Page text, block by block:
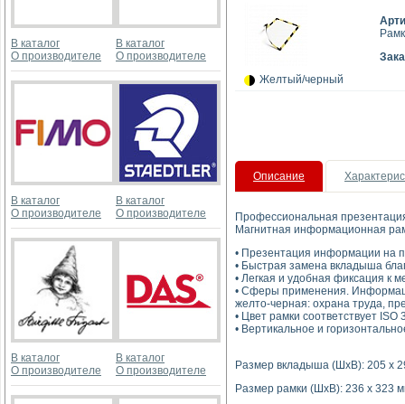
В каталог
О производителе
В каталог
О производителе
В каталог
О производителе
В каталог
О производителе
В каталог
О производителе
В каталог
О производителе
Желтый/черный
Описание
Профессиональная
Магнитная информационная
• Презентация информации на
• Быстрая замена вкладыша
• Легкая и удобная фиксация к
• Сферы применения.
желто-черная: охрана труда,
• Цвет рамки соответствует ISO
• Вертикальное и
Размер вкладыша (ШхВ): 205 х
Размер рамки (ШхВ): 236 х 323